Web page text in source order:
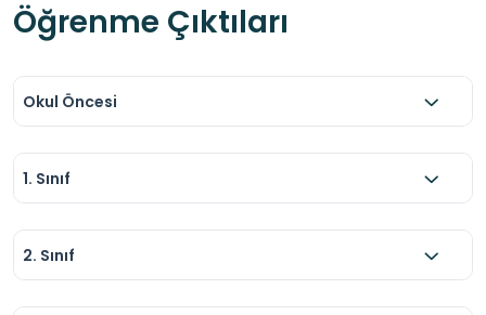
Öğrenme Çıktıları
Okul Öncesi
1. Sınıf
2. Sınıf